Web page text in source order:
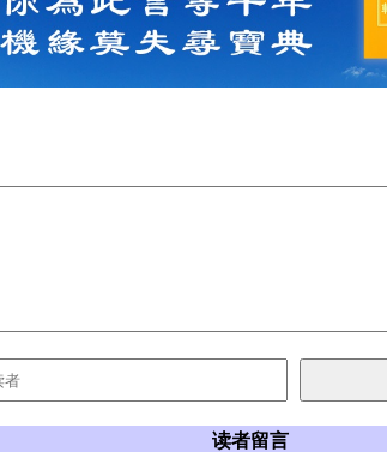
读者留言